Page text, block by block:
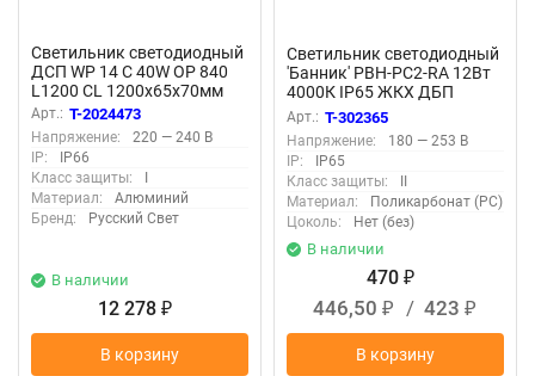
Светильник светодиодный
ДСП WP 14 C 40W OP 840
L1200 CL 1200х65х70мм
40Вт 4000К IP66 линейный
пылевлагозащ. Русский
Свет 27071425379
Арт.: T-2024473
Напряжение:
220 — 240 В
IP:
IP66
Класс защиты:
Материал:
Алюминий
Бренд:
Русский Свет
В наличии
12 278 ₽
В корзину
Светильник светодиодный
'Банник' PBH-PC2-RA 12Вт
4000К IP65 ЖКХ ДБП
кругл. пылевлагозащ. бел.
JazzWay 1035660
Арт.: T-302365
Напряжение:
180 — 253 В
IP:
IP65
Класс защиты:
Материал:
Поликарбонат (PC)
Цоколь:
Нет (без)
В наличии
470 ₽
446,50 ₽ / 423 ₽
В корзину